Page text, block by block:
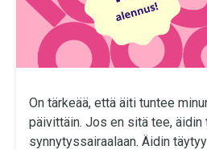
On tärkeää, että äiti tuntee
päivittäin. Jos en sitä tee,
synnytyssairaalaan. Äidin